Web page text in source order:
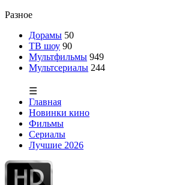
Разное
Дорамы 50
ТВ шоу 90
Мультфильмы 949
Мультсериалы 244
☰
Главная
Новинки кино
Фильмы
Сериалы
Лучшие 2026